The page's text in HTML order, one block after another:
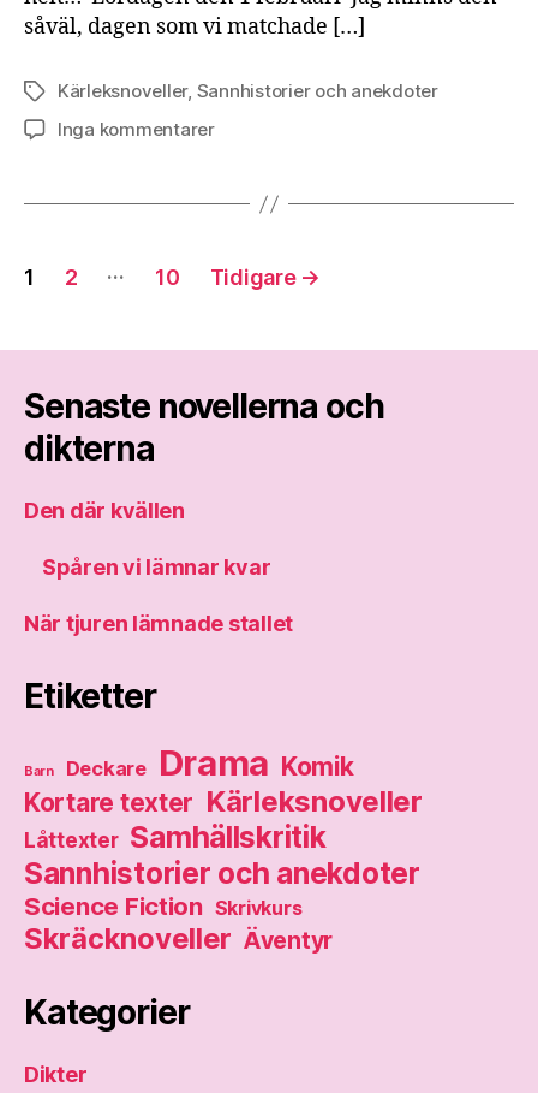
såväl, dagen som vi matchade […]
EtiketterKärleksnoveller, Sannhistorier och anekdoter
Inga kommentarertill
Sidnumrering
inlägg
1 2 … 10 Tidigare →
Senaste novellerna och
dikterna
Den där kvällen
Spåren vi lämnar kvar
När tjuren lämnade stallet
Etiketter
Barn Deckare Drama Komik
Kortare texter Kärleksnoveller
Låttexter Samhällskritik
Sannhistorier och anekdoter
Science Fiction Skrivkurs
Skräcknoveller Äventyr
Kategorier
Dikter